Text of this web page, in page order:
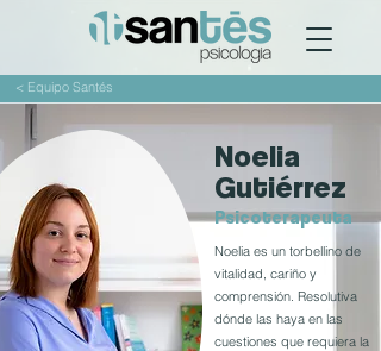
< Equipo Santés
Noelia
Gutiérrez
Psicoterapeuta
Noelia es un torbellino de
vitalidad, cariño y
comprensión. Resolutiva
dónde las haya en las
cuestiones que requiera la